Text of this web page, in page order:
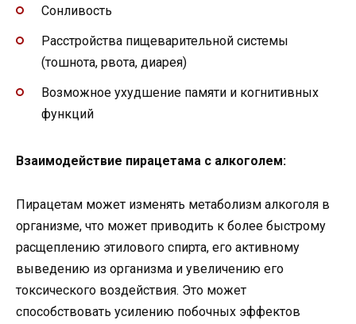
Сонливость
Расстройства пищеварительной системы
(тошнота, рвота, диарея)
Возможное ухудшение памяти и когнитивных
функций
Взаимодействие пирацетама с алкоголем:
Пирацетам может изменять метаболизм алкоголя в
организме, что может приводить к более быстрому
расщеплению этилового спирта, его активному
выведению из организма и увеличению его
токсического воздействия. Это может
способствовать усилению побочных эффектов